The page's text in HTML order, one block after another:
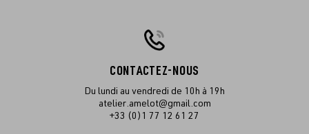
CONTACTEZ-NOUS
Du lundi au vendredi de 10h à 19h
atelier.amelot@gmail.com
+33 (0)1 77 12 61 27